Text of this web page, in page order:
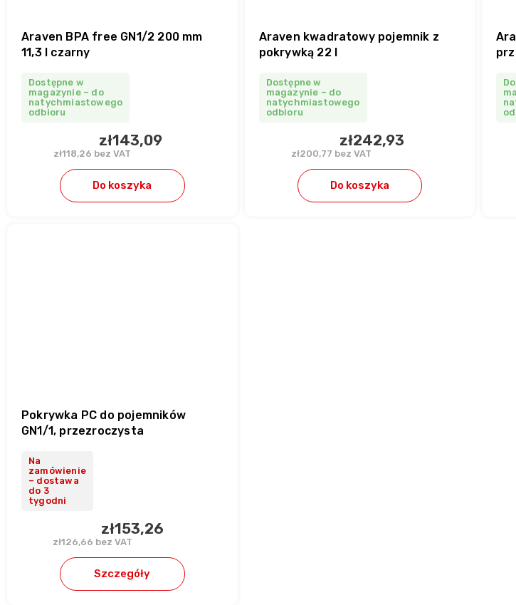
Araven BPA free GN1/2 200 mm
11,3 l czarny
Dostępne w
magazynie – do
natychmiastowego
odbioru
zł118,26 bez VAT
zł143,09
Do koszyka
Araven kwadratowy pojemnik z
pokrywką 22 l
Dostępne w
magazynie – do
natychmiastowego
odbioru
zł200,77 bez VAT
zł242,93
Do koszyka
Pokrywka PC do pojemników
GN1/1, przezroczysta
Na
zamówienie
– dostawa
do 3
tygodni
zł126,66 bez VAT
zł153,26
Szczegóły